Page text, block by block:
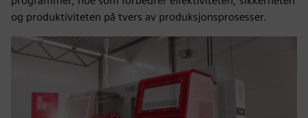
og produktiviteten på tvers av produksjonsprosesser.